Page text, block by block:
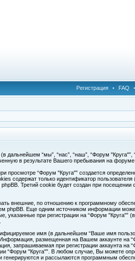
Регистрация • FAQ •
дальнейшем “мы”, “нас”, “наш”, “Форум
в результате Вашего пребывания на
“Форум "Круга"” создается
содержат только идентификатор
Третий cookie будет создан при
внешние, по отношению к программному
phpBB. Еще одним источником информации
указанные при регистрации на “Форум
имя (в дальнейшем “Ваше имя
размещенная на Вашем аккаунте на
запрашиваемая при регистрации аккаунта
“Форум "Круга"”. В любом случае, Вы можете
генерируются и рассылаются программным